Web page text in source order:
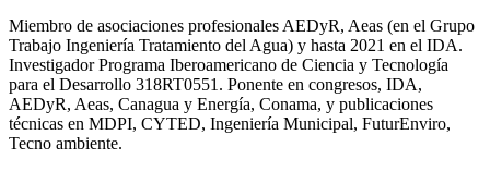
Miembro de asociaciones profesionales AEDyR, Aeas (en el Grupo
Trabajo Ingeniería Tratamiento del Agua) y hasta 2021 en el IDA.
Investigador Programa Iberoamericano de Ciencia y Tecnología
para el Desarrollo 318RT0551. Ponente en congresos, IDA,
AEDyR, Aeas, Canagua y Energía, Conama, y publicaciones
técnicas en MDPI, CYTED, Ingeniería Municipal, FuturEnviro,
Tecno ambiente.